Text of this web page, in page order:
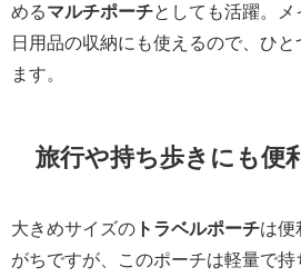
めるマルチポーチとしても活躍。メ
日用品の収納にも使えるので、ひと
ます。
旅行や持ち歩きにも便
大きめサイズの トラベルポーチは便
がちですが、このポーチは軽量で